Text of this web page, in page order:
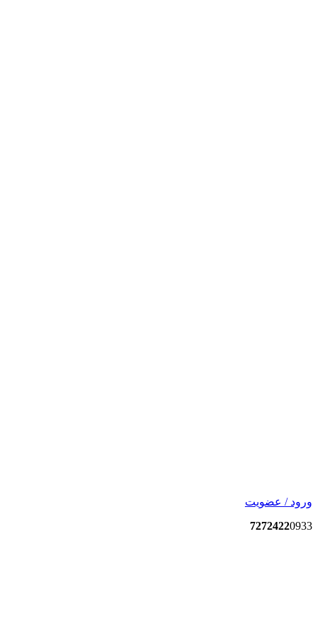
ورود / عضویت
72724220933